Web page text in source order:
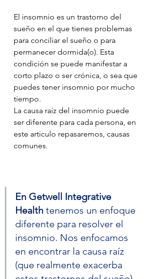
El insomnio es un trastorno del
sueño en el que tienes problemas
para conciliar el sueño o para
permanecer dormida(o). Esta
condición se puede manifestar a
corto plazo o ser crónica, o sea que
puedes tener insomnio por mucho
tiempo.
La causa raíz del insomnio puede
ser diferente para cada persona, en
este articulo repasaremos, causas
comunes.
En Getwell Integrative
Health tenemos un enfoque
diferente para resolver el
insomnio. Nos enfocamos
en encontrar la causa raíz
(que realmente exacerba